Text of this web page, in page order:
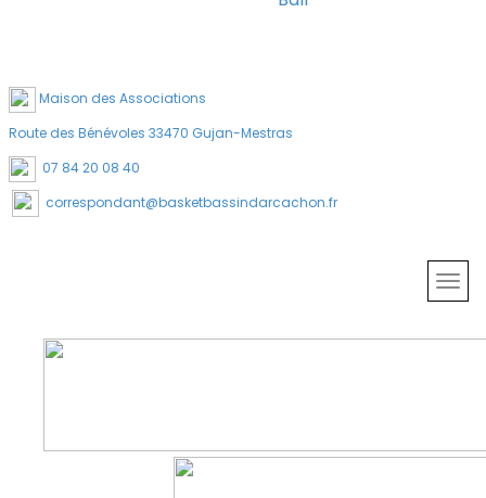
Maison des Associations
Route des Bénévoles 33470 Gujan-Mestras
07 84 20 08 40
correspondant@basketbassindarcachon.fr